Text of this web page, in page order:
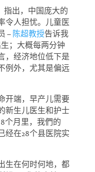
指出，中国庞大的
令人担忧。儿童医
– 陈超教授告诉我
；大概每两分钟
，经济地位低下是
例外，尤其是偏远
开端，早产儿需要
新生儿医生和护士
个月里，我們的
经在28个县医院实
生在何时何地，都